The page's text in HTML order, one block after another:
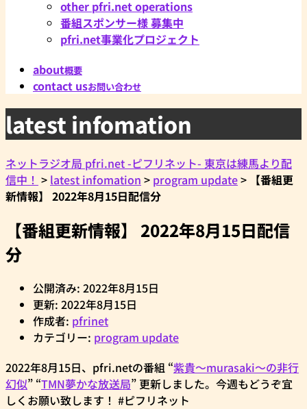
other pfri.net operations
番組スポンサー様 募集中
pfri.net事業化プロジェクト
about概要
contact usお問い合わせ
latest infomation
ネットラジオ局 pfri.net -ピフリネット- 東京は練馬より配
信中！ > latest infomation > program update> 【番組更
新情報】 2022年8月15日配信分
【番組更新情報】 2022年8月15日配信
分
公開済み: 2022年8月15日
更新: 2022年8月15日
作成者: pfrinet
カテゴリー: program update
2022年8月15日、pfri.netの番組 “紫貴～murasaki～の非行
幻似” “TMN夢かな放送局” 更新しました。今週もどうぞ宜
しくお願い致します！ #ピフリネット